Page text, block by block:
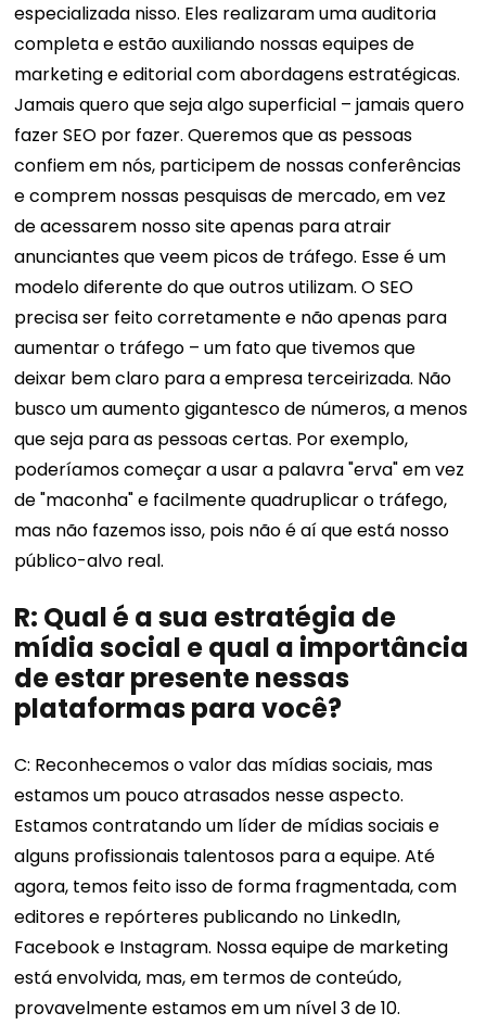
especializada nisso. Eles realizaram uma auditoria
completa e estão auxiliando nossas equipes de
marketing e editorial com abordagens estratégicas.
Jamais quero que seja algo superficial – jamais quero
fazer SEO por fazer. Queremos que as pessoas
confiem em nós, participem de nossas conferências
e comprem nossas pesquisas de mercado, em vez
de acessarem nosso site apenas para atrair
anunciantes que veem picos de tráfego. Esse é um
modelo diferente do que outros utilizam. O SEO
precisa ser feito corretamente e não apenas para
aumentar o tráfego – um fato que tivemos que
deixar bem claro para a empresa terceirizada. Não
busco um aumento gigantesco de números, a menos
que seja para as pessoas certas. Por exemplo,
poderíamos começar a usar a palavra "erva" em vez
de "maconha" e facilmente quadruplicar o tráfego,
mas não fazemos isso, pois não é aí que está nosso
público-alvo real.
R: Qual é a sua estratégia de
mídia social e qual a importância
de estar presente nessas
plataformas para você?
C: Reconhecemos o valor das mídias sociais, mas
estamos um pouco atrasados ​​nesse aspecto.
Estamos contratando um líder de mídias sociais e
alguns profissionais talentosos para a equipe. Até
agora, temos feito isso de forma fragmentada, com
editores e repórteres publicando no LinkedIn,
Facebook e Instagram. Nossa equipe de marketing
está envolvida, mas, em termos de conteúdo,
provavelmente estamos em um nível 3 de 10.